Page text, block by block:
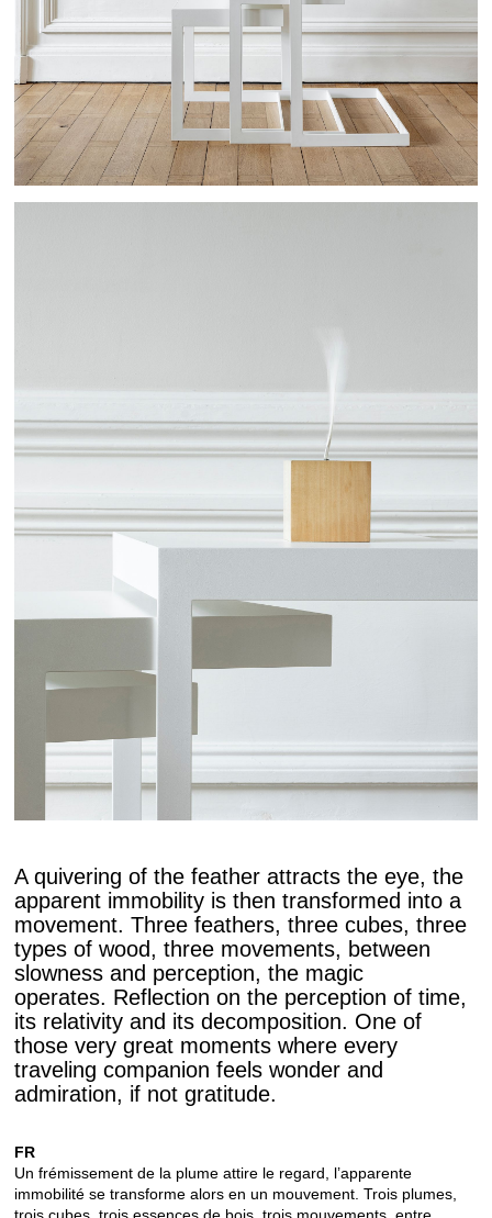
A quivering of the feather attracts the eye, the
apparent immobility is then transformed into a
movement. Three feathers, three cubes, three
types of wood, three movements, between
slowness and perception, the magic
operates. Reflection on the perception of time,
its relativity and its decomposition. One of
those very great moments where every
traveling companion feels wonder and
admiration, if not gratitude.
FR
Un frémissement de la plume attire le regard, l’apparente
immobilité se transforme alors en un mouvement. Trois plumes,
trois cubes, trois essences de bois, trois mouvements, entre